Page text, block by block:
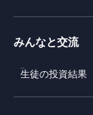
みんなと交流
生徒の投資結果